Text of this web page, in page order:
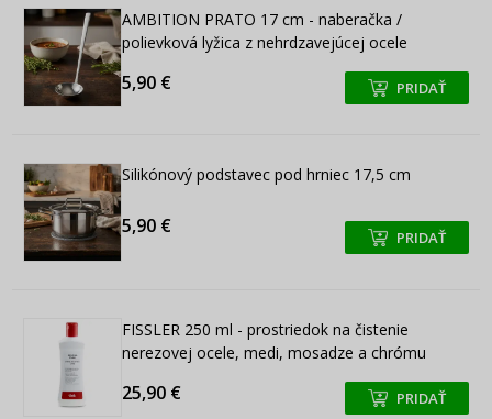
AMBITION PRATO 17 cm - naberačka /
polievková lyžica z nehrdzavejúcej ocele
5,90 € +
+ PRIDAŤ
Silikónový podstavec pod hrniec 17,5 cm
5,90 € +
+ PRIDAŤ
FISSLER 250 ml - prostriedok na čistenie
nerezovej ocele, medi, mosadze a chrómu
25,90 € +
+ PRIDAŤ